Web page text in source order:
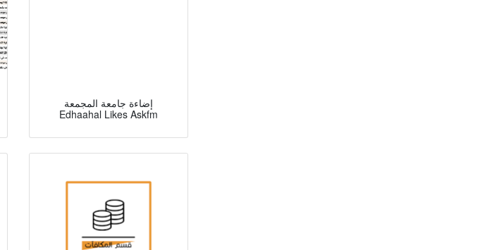
إضاءة جامعة المجمعة
Edhaahal Likes Askfm